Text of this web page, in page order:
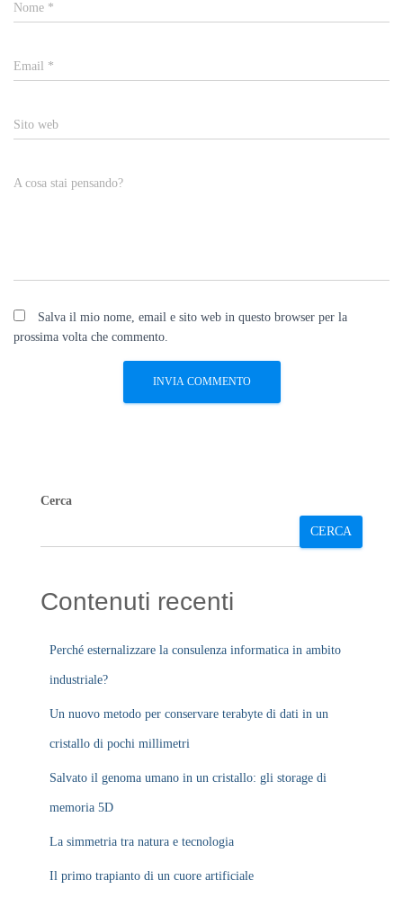
Nome *
Email *
Sito web
A cosa stai pensando?
Salva il mio nome, email e sito web in questo browser per la
prossima volta che commento.
Cerca
CERCA
Contenuti recenti
Perché esternalizzare la consulenza informatica in ambito
industriale?
Un nuovo metodo per conservare terabyte di dati in un
cristallo di pochi millimetri
Salvato il genoma umano in un cristallo: gli storage di
memoria 5D
La simmetria tra natura e tecnologia
Il primo trapianto di un cuore artificiale